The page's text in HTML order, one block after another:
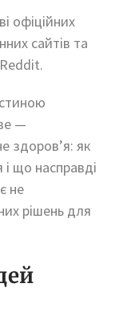
офіційних
сайтів та
—
здоров’я: як
і що насправді
не
рішень для